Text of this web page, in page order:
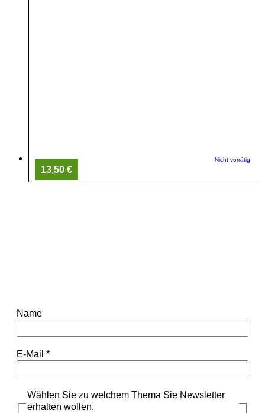
Nicht vorrätig
13,50 €
Name
E-Mail *
Wählen Sie zu welchem Thema Sie Newsletter
erhalten wollen.